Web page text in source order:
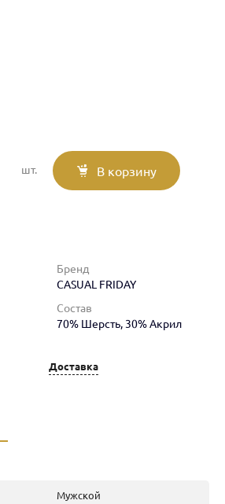
шт. В корзину
Бренд
CASUAL FRIDAY
Состав
70% Шерсть, 30% Акрил
Доставка
Мужской